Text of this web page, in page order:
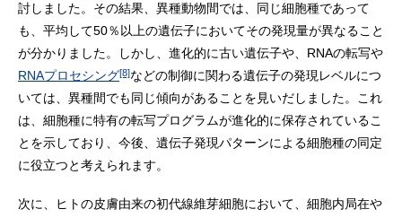
討しました。その結果、異種動物間では、同じ細胞種であって
も、平均して50％以上の遺伝子においてその発現量が異なること
が分かりました。しかし、進化的に古い遺伝子や、RNAの転写や
RNAプロセシング[8]などの制御に関わる遺伝子の発現レベルにつ
いては、異種間でも同じ傾向があることを見いだしました。これ
は、細胞種に特有の転写プログラムが進化的に保存されているこ
とを示しており、今後、遺伝子発現パターンによる細胞種の同定
に役立つと考えられます。
次に、ヒトの皮膚由来の初代線維芽細胞において、細胞内局在や